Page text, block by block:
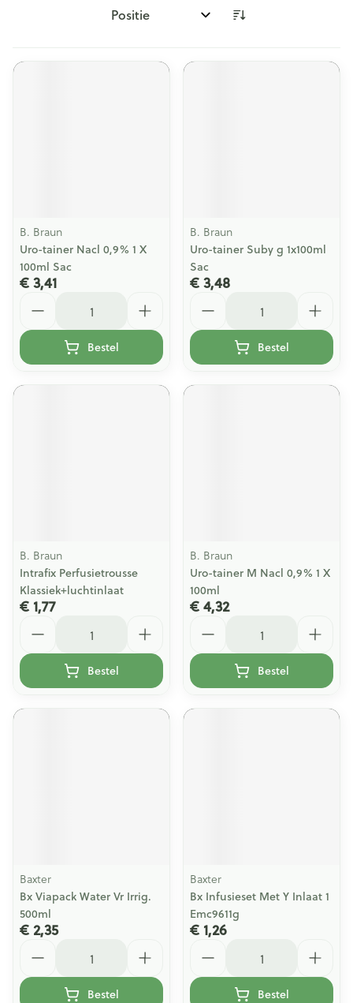
Sorteer op:
B. Braun
Uro-tainer Nacl 0,9% 1 X
100ml Sac
€ 3,41
Bestel
B. Braun
Uro-tainer Suby g 1x100ml
Sac
€ 3,48
Bestel
B. Braun
Intrafix Perfusietrousse
Klassiek+luchtinlaat
€ 1,77
Bestel
B. Braun
Uro-tainer M Nacl 0,9% 1 X
100ml
€ 4,32
Bestel
Baxter
Bx Viapack Water Vr Irrig.
500ml
€ 2,35
Bestel
Baxter
Bx Infusieset Met Y Inlaat 1
Emc9611g
€ 1,26
Bestel